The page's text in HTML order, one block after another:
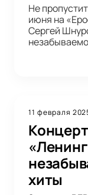
Не
июня на
Сергей
11 февраля
хиты